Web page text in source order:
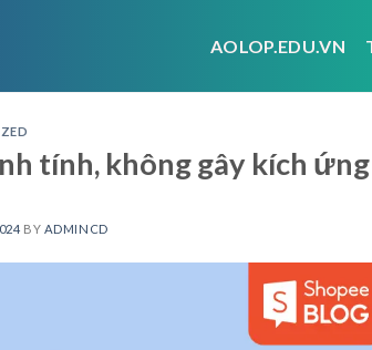
AOLOP.EDU.VN
tính, không gây kích ứng
BY ADMINCD